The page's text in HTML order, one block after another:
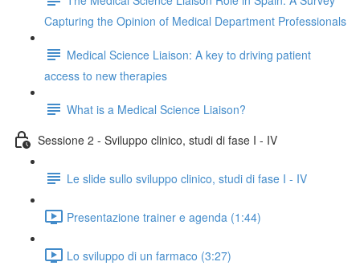
Capturing the Opinion of Medical Department Professionals
Medical Science Liaison: A key to driving patient
access to new therapies
What is a Medical Science Liaison?
Sessione 2 - Sviluppo clinico, studi di fase I - IV
Le slide sullo sviluppo clinico, studi di fase I - IV
Presentazione trainer e agenda (1:44)
Lo sviluppo di un farmaco (3:27)